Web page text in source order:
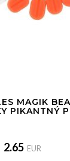
MAGIK
PIKANTNÝ
2.65 EUR